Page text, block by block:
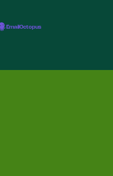
EmailOctopus